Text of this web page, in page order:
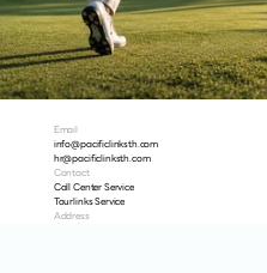
Email
info@pacificlinksth.com
hr@pacificlinksth.com
Contact
Call Center Service
Tourlinks Service
Address